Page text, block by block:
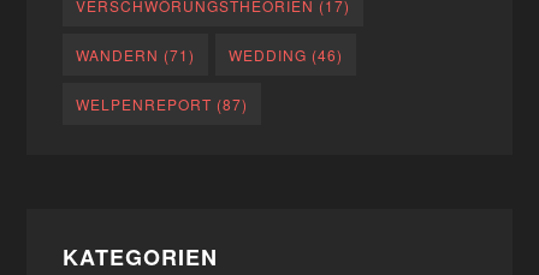
VERSCHWÖRUNGSTHEORIEN (17)
WANDERN (71) WEDDING (46)
WELPENREPORT (87)
KATEGORIEN